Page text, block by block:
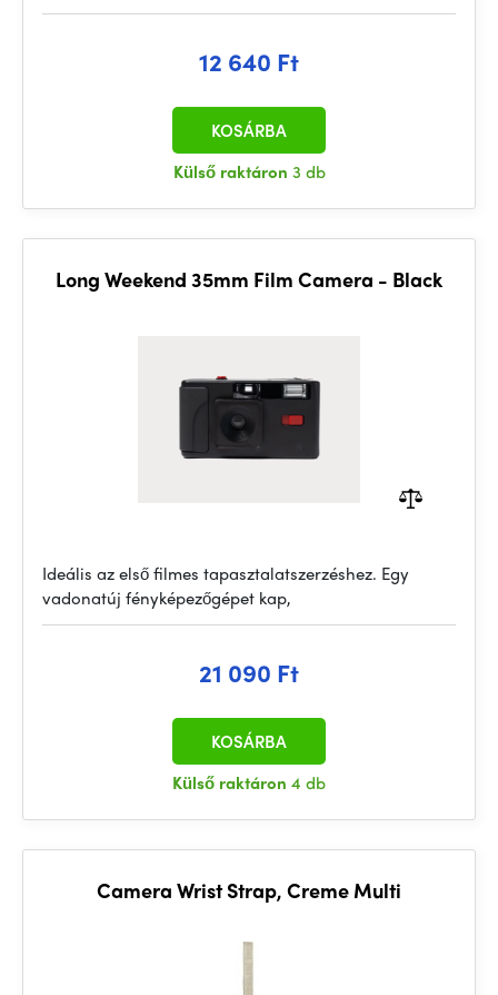
12 640 Ft
Külső raktáron 3 db
KOSÁRBA
Long Weekend 35mm Film Camera - Black
Ideális az első filmes tapasztalatszerzéshez. Egy
vadonatúj fényképezőgépet kap,
21 090 Ft
Külső raktáron 4 db
KOSÁRBA
Camera Wrist Strap, Creme Multi